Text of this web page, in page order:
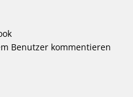
Benutzer kommentieren